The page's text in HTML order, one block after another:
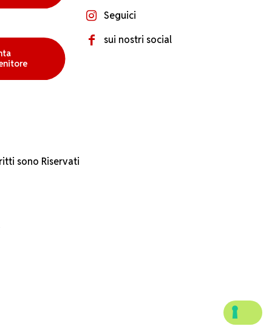
Seguici
sui nostri social
sono Riservati